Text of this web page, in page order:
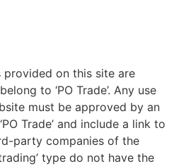
provided on this site are
to ‘PO Trade’. Any use
must be approved by an
Trade’ and include a link to
party companies of the
type do not have the